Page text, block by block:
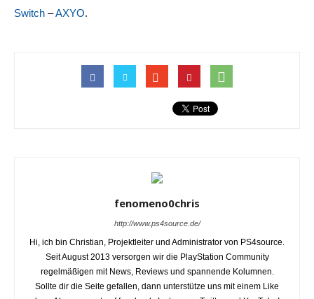
Switch –AXYO.
fenomeno0chris
http://www.ps4source.de/
Hi, ich bin Christian, Projektleiter und Administrator von PS4source.
Seit August 2013 versorgen wir die PlayStation Community
regelmäßigen mit News, Reviews und spannende Kolumnen.
Sollte dir die Seite gefallen, dann unterstütze uns mit einem Like